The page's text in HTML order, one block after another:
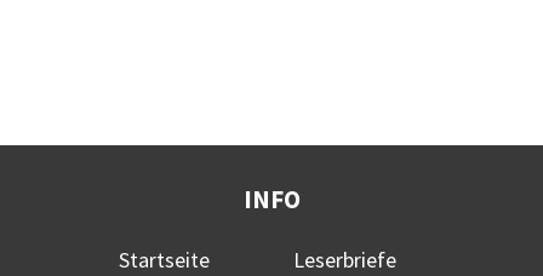
INFO
Startseite
Leserbriefe